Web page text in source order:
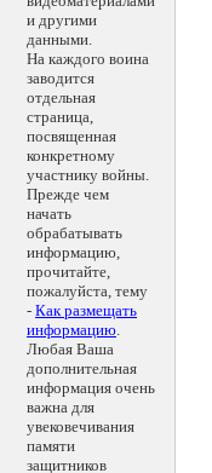
и другими
данными.
На каждого воина
заводится
отдельная
страница,
посвященная
конкретному
участнику войны.
Прежде чем
начать
обрабатывать
информацию,
прочитайте,
пожалуйста, тему
- Как размещать
информацию.
Любая Ваша
дополнительная
информация очень
важна для
увековечивания
памяти
защитников